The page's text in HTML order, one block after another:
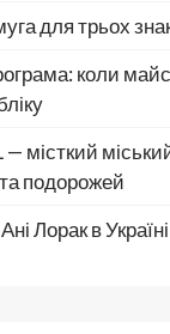
для трьох
коли
місткий
подорожей
Лорак в